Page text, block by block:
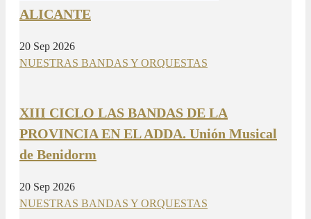
ALICANTE
20 Sep 2026
NUESTRAS BANDAS Y ORQUESTAS
XIII CICLO LAS BANDAS DE LA
PROVINCIA EN EL ADDA. Unión Musical
de Benidorm
20 Sep 2026
NUESTRAS BANDAS Y ORQUESTAS